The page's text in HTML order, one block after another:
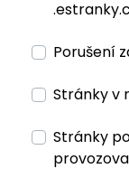
Porušení
Stránky v
Stránky